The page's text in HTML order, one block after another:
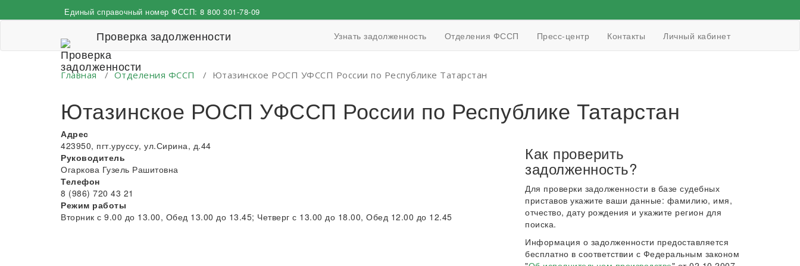
к
Единый справочный номер ФССП: 8 800 301-78-09
Проверка задолженности Узнать задолженность Отделения ФССП Пресс-центр Контакты Личный кабинет
Главная / Отделения ФССП / Ютазинское РОСП УФССП России по Республике Татарстан
Ютазинское РОСП УФССП России по Республике Татарстан
Адрес
423950, пгт.уруссу, ул.Сирина, д.44
Руководитель
Огаркова Гузель Рашитовна
Телефон
8 (986) 720 43 21
Режим работы
Вторник с 9.00 до 13.00, Обед 13.00 до 13.45; Четверг с 13.00 до 18.00, Обед 12.00 до 12.45
Как проверить
задолженность?
Для проверки задолженности в базе судебных
приставов укажите ваши данные: фамилию, имя,
отчество, дату рождения и укажите регион для
поиска.
Информация о задолженности предоставляется
бесплатно в соответствии с Федеральным законом